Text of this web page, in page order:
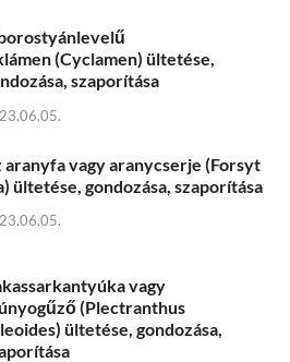
(Cyclamen) ültetése,
szaporítása
aranyfa vagy aranycserje (Forsyt
ültetése, gondozása, szaporítása
vagy
(Plectranthus
ültetése, gondozása,